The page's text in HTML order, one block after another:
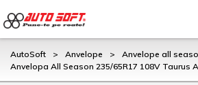
AutoSoft > Anvelope > Anvelope all
Anvelopa All Season 235/65R17 108V Taurus